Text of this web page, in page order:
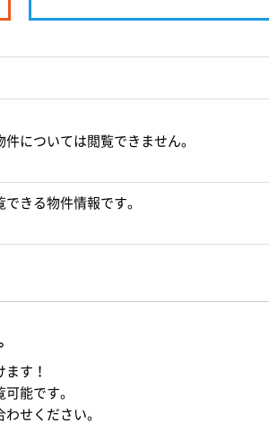
については閲覧できません。
きる物件情報です。
す！
能です。
せください。